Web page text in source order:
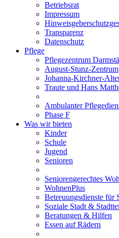
Betriebsrat
Impressum
Transparenz
Datenschutz
Pflege
Pflegezentrum
August-Stunz-Zentrum
Johanna-Kirchner-
Traute und Hans
Ambulanter
Phase F
Was wir bieten
Kinder
Schule
Jugend
Senioren
Seniorengerechtes
WohnenPlus
Betreuungsdienste für
Soziale Stadt &
Beratungen & Hilfen
Essen auf Rädern